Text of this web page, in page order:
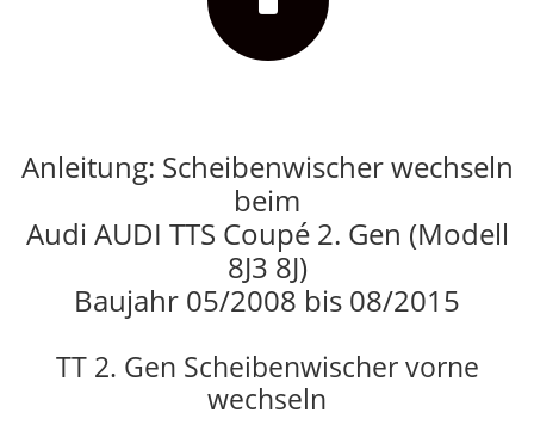
Anleitung: Scheibenwischer wechseln
beim
Audi AUDI TTS Coupé 2. Gen (Modell
8J3 8J)
Baujahr 05/2008 bis 08/2015
TT 2. Gen Scheibenwischer vorne
wechseln